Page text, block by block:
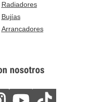
Radiadores
Bujías
Arrancadores
nosotros